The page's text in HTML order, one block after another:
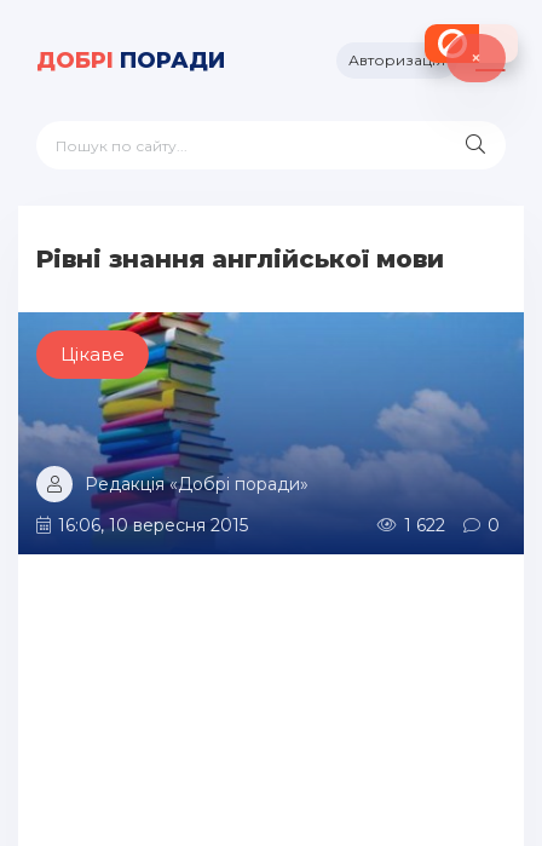
ДОБРІ ПОРАДИ Авторизація
Рівні знання англійської мови
Цікаве
Редакція «Добрі поради»
16:06, 10 вересня 2015
1 622 0
×